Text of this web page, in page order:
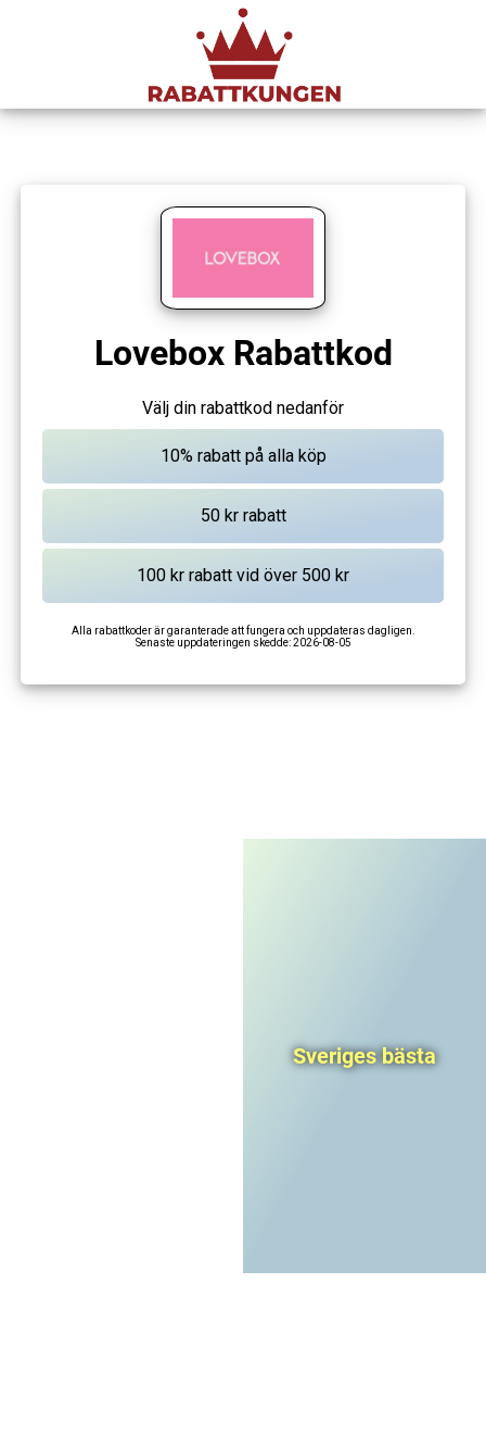
Lovebox Rabattkod
Välj din rabattkod nedanför
Alla rabattkoder är garanterade att fungera och uppdateras dagligen.
Senaste uppdateringen skedde:2026-08-05
Sveriges bästa